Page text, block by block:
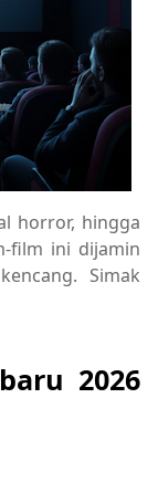
horror, hingga
film ini dijamin
Simak
2026